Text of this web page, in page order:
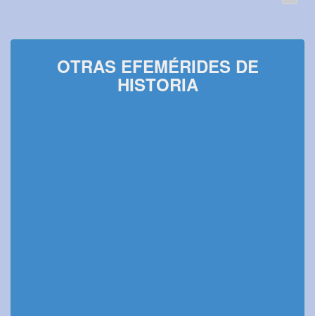
OTRAS EFEMÉRIDES DE
HISTORIA